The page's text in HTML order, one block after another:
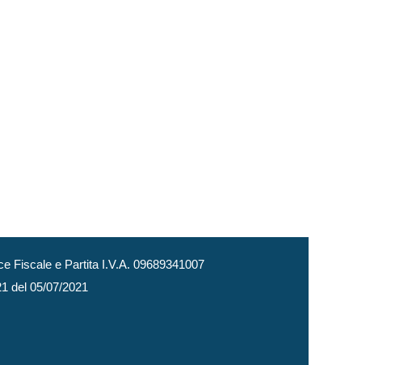
Fiscale e Partita I.V.A. 09689341007
del 05/07/2021